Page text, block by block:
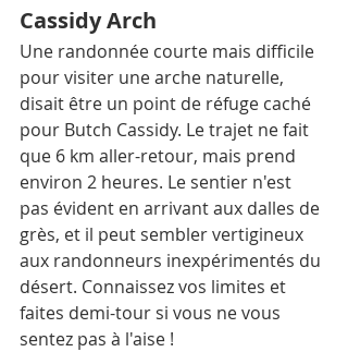
Cassidy Arch
Une randonnée courte mais difficile
pour visiter une arche naturelle,
disait être un point de réfuge caché
pour Butch Cassidy. Le trajet ne fait
que 6 km aller-retour, mais prend
environ 2 heures. Le sentier n'est
pas évident en arrivant aux dalles de
grès, et il peut sembler vertigineux
aux randonneurs inexpérimentés du
désert. Connaissez vos limites et
faites demi-tour si vous ne vous
sentez pas à l'aise !